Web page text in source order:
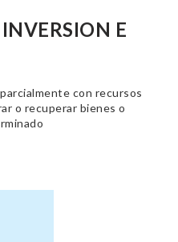
E
con recursos
o recuperar bienes o